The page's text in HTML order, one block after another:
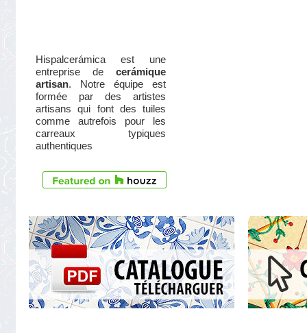
Hispalcerámica est une
entreprise de cerámique
artisan. Notre équipe est
formée par des artistes
artisans qui font des tuiles
comme autrefois pour les
carreaux typiques
authentiques